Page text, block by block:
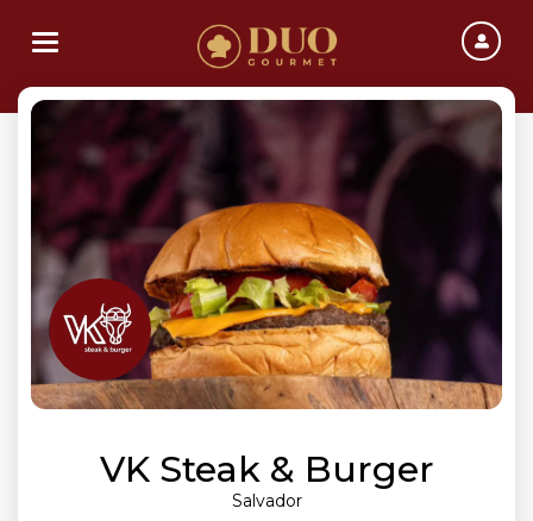
Toggle navigation
VK Steak & Burger
Salvador